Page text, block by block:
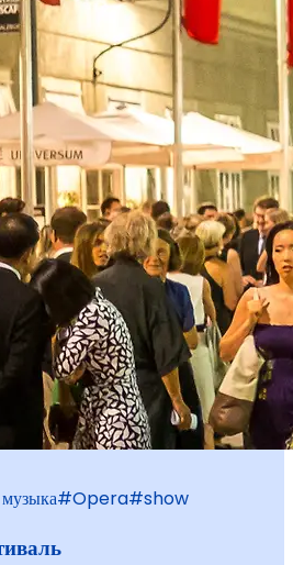
музыка#Opera#show